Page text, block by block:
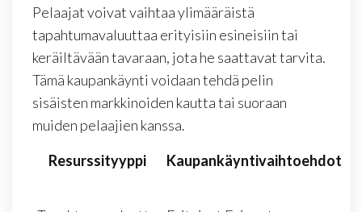
Pelaajat voivat vaihtaa ylimääräistä
tapahtumavaluuttaa erityisiin esineisiin tai
keräiltävään tavaraan, jota he saattavat tarvita.
Tämä kaupankäynti voidaan tehdä pelin
sisäisten markkinoiden kautta tai suoraan
muiden pelaajien kanssa.
Resurssityyppi
Kaupankäyntivaihtoehdot